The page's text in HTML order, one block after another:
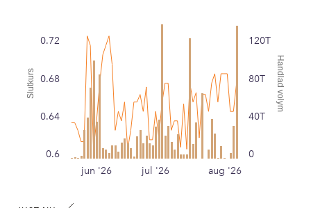
Slutkurs Handlad volym
jun '26 jul '26 aug '26
0.6
0.64
0.68
0.72
0
40T
80T
120T